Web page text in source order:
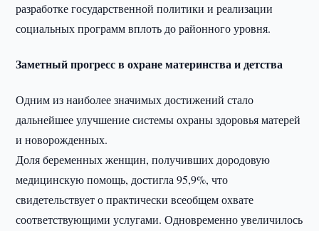
разработке государственной политики и реализации
социальных программ вплоть до районного уровня.
Заметный прогресс в охране материнства и детства
Одним из наиболее значимых достижений стало
дальнейшее улучшение системы охраны здоровья матерей
и новорожденных.
Доля беременных женщин, получивших дородовую
медицинскую помощь, достигла 95,9%, что
свидетельствует о практически всеобщем охвате
соответствующими услугами. Одновременно увеличилось